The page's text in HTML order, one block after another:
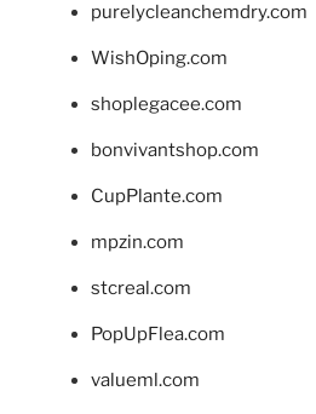
purelycleanchemdry.com
WishOping.com
shoplegacee.com
bonvivantshop.com
CupPlante.com
mpzin.com
stcreal.com
PopUpFlea.com
valueml.com